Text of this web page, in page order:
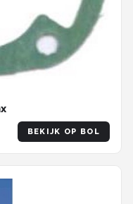
BEKIJK OP BOL